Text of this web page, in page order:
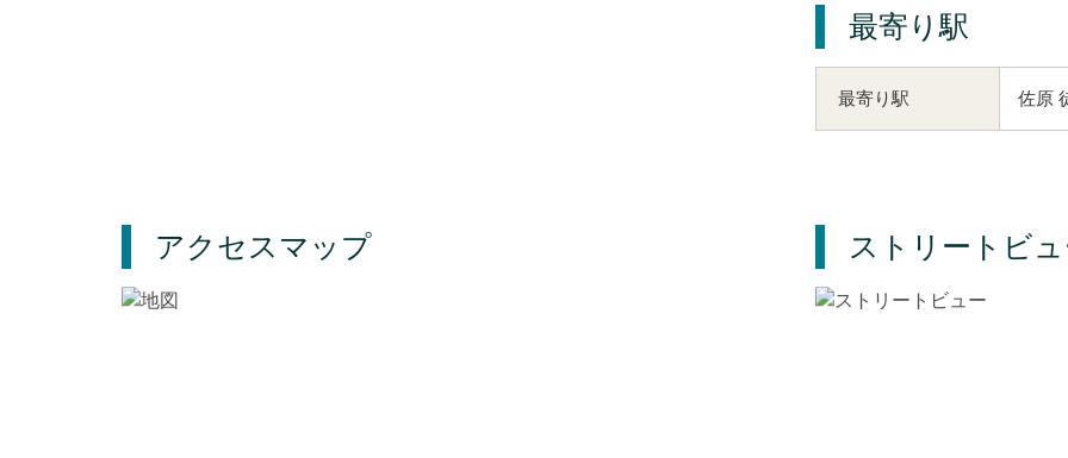
最寄り駅
最寄り駅 佐原
アクセスマップ ストリートビ